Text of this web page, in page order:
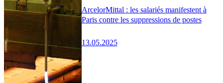
ArcelorMittal : les salariés manifestent à
Paris contre les suppressions de postes
13.05.2025